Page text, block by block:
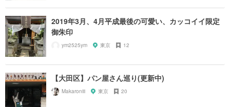
2019年3月、4月平成最後の可愛い、カッコイイ限定
御朱印
ym2525ym 東京 12
【大田区】パン屋さん巡り(更新中)
Makaroniii 東京 20